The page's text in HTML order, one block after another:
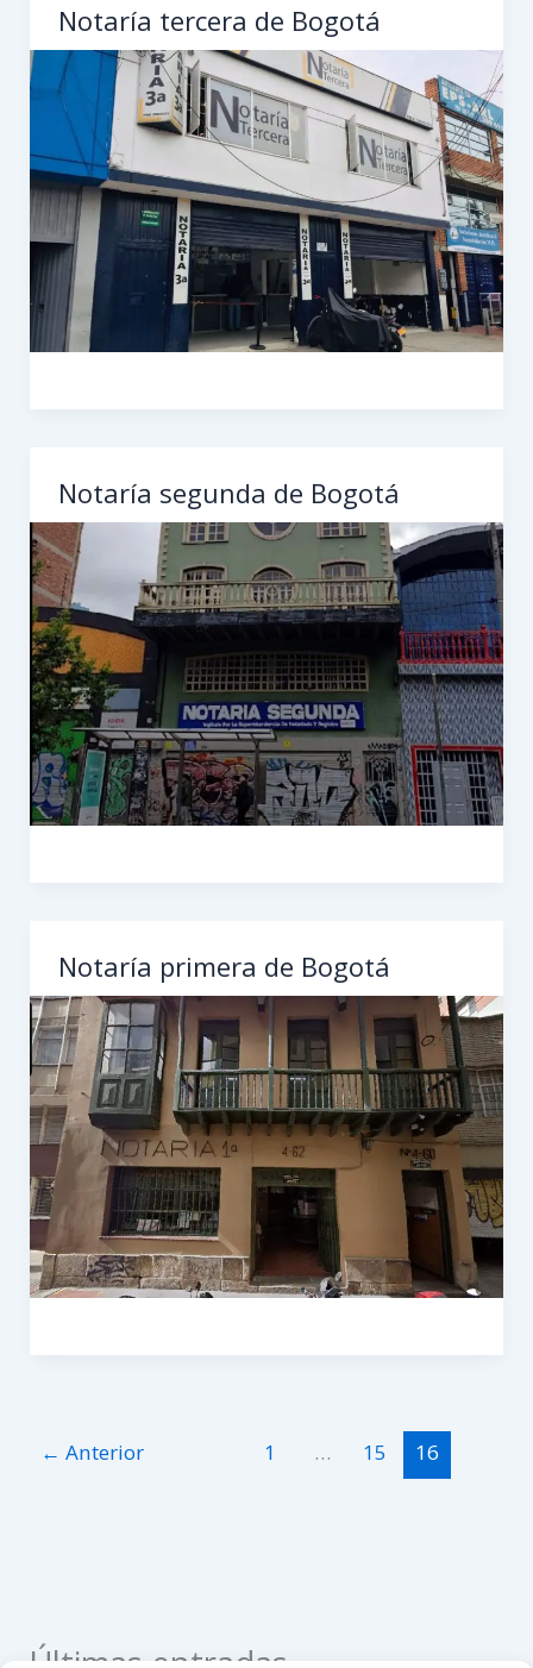
Notaría tercera de Bogotá
Notaría segunda de Bogotá
Notaría primera de Bogotá
← Anterior 1 … 15 16